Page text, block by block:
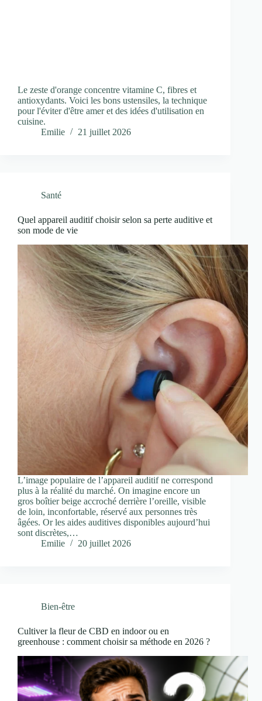
Le zeste d'orange concentre vitamine C, fibres et
antioxydants. Voici les bons ustensiles, la technique
pour l'éviter d'être amer et des idées d'utilisation en
cuisine.
Emilie
21 juillet 2026
Santé
Quel appareil auditif choisir selon sa perte auditive et
son mode de vie
L’image populaire de l’appareil auditif ne correspond
plus à la réalité du marché. On imagine encore un
gros boîtier beige accroché derrière l’oreille, visible
de loin, inconfortable, réservé aux personnes très
âgées. Or les aides auditives disponibles aujourd’hui
sont discrètes,…
Emilie
20 juillet 2026
Bien-être
Cultiver la fleur de CBD en indoor ou en
greenhouse : comment choisir sa méthode en 2026 ?